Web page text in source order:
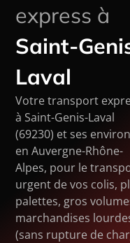
express à
Saint-
Laval
Votre transport
à Saint-Genis-Laval
(69230) et ses
en Auvergne-Rhône-
Alpes, pour le
urgent de vos colis,
palettes, gros
marchandises
(sans rupture de